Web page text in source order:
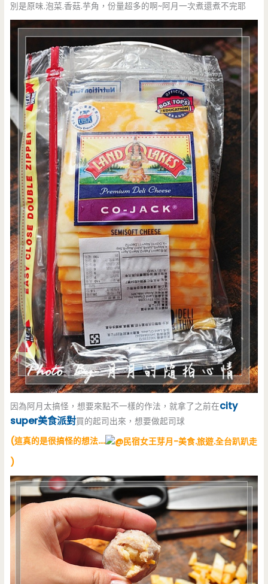
別是原味.泡菜.香菇.芋角，份量超多的啊~阿月一次煮還煮不完耶
因為阿月太搞怪，想要來點不一樣的作法，就拿了之前在city
super美食派對買的起司出來，想要做起司球
(這真的是很搞怪的想法….
)